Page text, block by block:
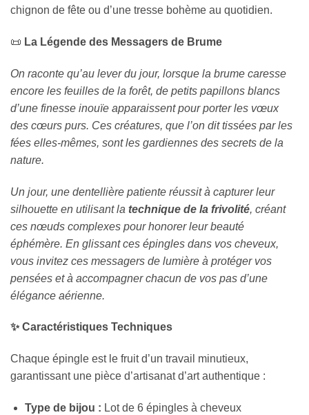
chignon de fête ou d’une tresse bohème au quotidien.
📜 La Légende des Messagers de Brume
On raconte qu’au lever du jour, lorsque la brume caresse
encore les feuilles de la forêt, de petits papillons blancs
d’une finesse inouïe apparaissent pour porter les vœux
des cœurs purs. Ces créatures, que l’on dit tissées par les
fées elles-mêmes, sont les gardiennes des secrets de la
nature.
Un jour, une dentellière patiente réussit à capturer leur
silhouette en utilisant la technique de la frivolité, créant
ces nœuds complexes pour honorer leur beauté
éphémère. En glissant ces épingles dans vos cheveux,
vous invitez ces messagers de lumière à protéger vos
pensées et à accompagner chacun de vos pas d’une
élégance aérienne.
✨ Caractéristiques Techniques
Chaque épingle est le fruit d’un travail minutieux,
garantissant une pièce d’artisanat d’art authentique :
Type de bijou : Lot de 6 épingles à cheveux